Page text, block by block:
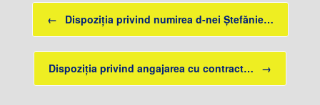
Post navigation
← Dispoziția privind numirea d-nei Ștefănie…
Dispoziția privind angajarea cu contract… →